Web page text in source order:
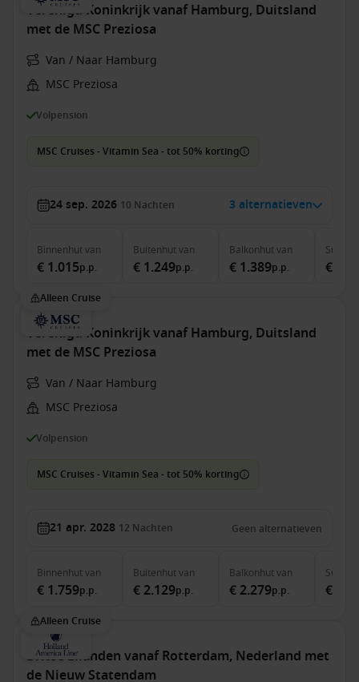
Verenigd Koninkrijk vanaf Hamburg, Duitsland
met de MSC Preziosa
Van / Naar Hamburg
MSC Preziosa
Volpension
MSC Cruises - Vitamin Sea - tot 50% korting
24 sep. 2026 10 Nachten 3 alternatieven
Binnenhutvan
€ 1.015p.p.
Buitenhutvan
€ 1.249p.p.
Balkonhutvan
€ 1.389p.p.
Suite
€
Alleen Cruise
Verenigd Koninkrijk vanaf Hamburg, Duitsland
met de MSC Preziosa
Van / Naar Hamburg
MSC Preziosa
Volpension
MSC Cruises - Vitamin Sea - tot 50% korting
21 apr. 2028 12 Nachten Geen alternatieven
Binnenhutvan
€ 1.759p.p.
Buitenhutvan
€ 2.129p.p.
Balkonhutvan
€ 2.279p.p.
Suite
€
Alleen Cruise
Britse Eilanden vanaf Rotterdam, Nederland met
de Nieuw Statendam